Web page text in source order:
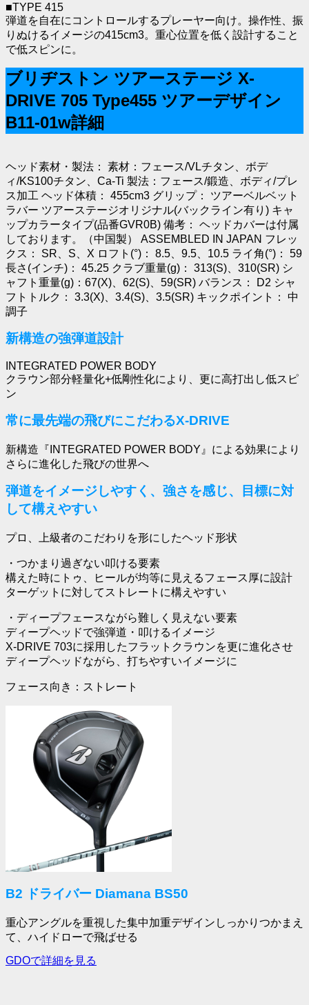
■TYPE 415
弾道を自在にコントロールするプレーヤー向け。操作性、振
りぬけるイメージの415cm3。重心位置を低く設計すること
で低スピンに。
ブリヂストン ツアーステージ X-
DRIVE 705 Type455 ツアーデザイン
B11-01w詳細
ヘッド素材・製法： 素材：フェース/VLチタン、ボデ
ィ/KS100チタン、Ca-Ti 製法：フェース/鍛造、ボディ/プレ
ス加工 ヘッド体積： 455cm3 グリップ： ツアーベルベット
ラバー ツアーステージオリジナル(バックライン有り) キャ
ップカラータイプ(品番GVR0B) 備考： ヘッドカバーは付属
しております。（中国製） ASSEMBLED IN JAPAN フレッ
クス： SR、S、X ロフト(°)： 8.5、9.5、10.5 ライ角(°)： 59
長さ(インチ)： 45.25 クラブ重量(g)： 313(S)、310(SR) シ
ャフト重量(g)：67(X)、62(S)、59(SR) バランス： D2 シャ
フトトルク： 3.3(X)、3.4(S)、3.5(SR) キックポイント： 中
調子
新構造の強弾道設計
INTEGRATED POWER BODY
クラウン部分軽量化+低剛性化により、更に高打出し低スピ
ン
常に最先端の飛びにこだわるX-DRIVE
新構造『INTEGRATED POWER BODY』による効果により
さらに進化した飛びの世界へ
弾道をイメージしやすく、強さを感じ、目標に対
して構えやすい
プロ、上級者のこだわりを形にしたヘッド形状
・つかまり過ぎない叩ける要素
構えた時にトゥ、ヒールが均等に見えるフェース厚に設計
ターゲットに対してストレートに構えやすい
・ディープフェースながら難しく見えない要素
ディープヘッドで強弾道・叩けるイメージ
X-DRIVE 703に採用したフラットクラウンを更に進化させ
ディープヘッドながら、打ちやすいイメージに
フェース向き：ストレート
B2 ドライバー Diamana BS50
重心アングルを重視した集中加重デザインしっかりつかまえ
て、ハイドローで飛ばせる
GDOで詳細を見る